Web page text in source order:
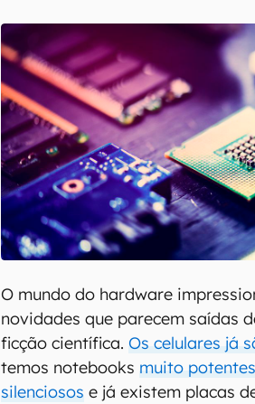
Confirmo que li, aceito e concordo
O mundo do hardware
novidades que parecem saídas
ficção científica.Os celulares já
temos notebooks muito
silenciosos e já existem placas